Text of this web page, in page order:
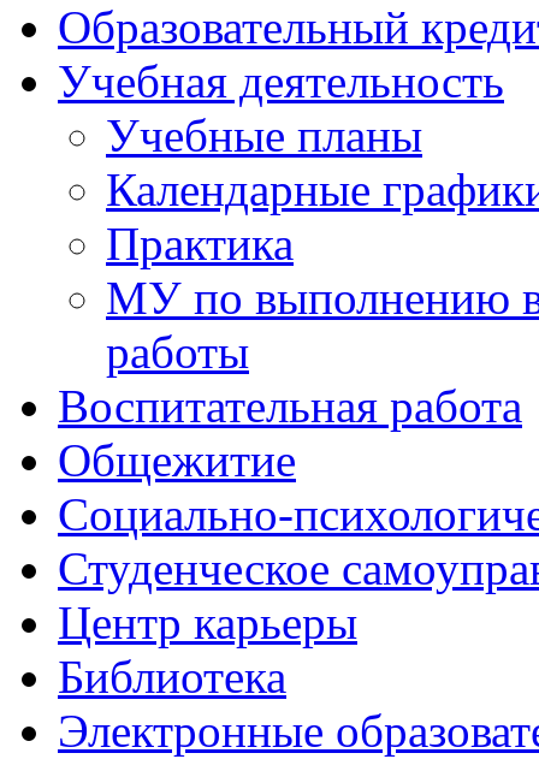
Образовательный
Учебная деятельность
Учебные планы
Календарные
Практика
МУ по выполнению
работы
Воспитательная работа
Общежитие
Социально-
Студенческое
Центр карьеры
Библиотека
Электронные